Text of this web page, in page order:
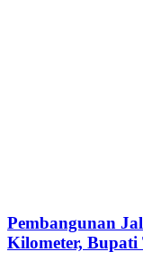
Pembangunan
Kilometer, Bupati